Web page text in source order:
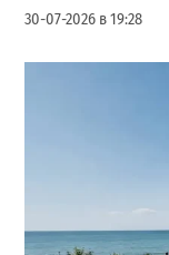
30-07-2026 в 19:28